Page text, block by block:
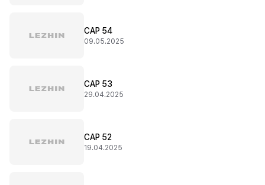
CAP 54
09.05.2025
CAP 53
29.04.2025
CAP 52
19.04.2025